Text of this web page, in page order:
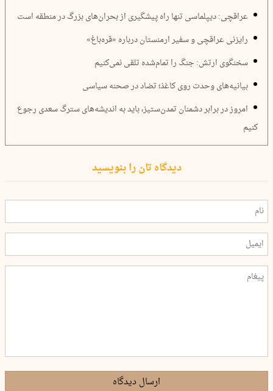
عراقچی: دیپلماسی تنها راه پیشگیری از بحران‌های بزرگ در منطقه است
رایزنی عراقچی و سفیر ارمنستان درباره «قره‌باغ»
سخنگوی ارتش: جنگ را تمام‌شده تلقی نمی‌کنیم
بیانیه‌های وحدت روی کاغذ؛ تضاد در صحنه سیاسی
امروز در برابر دشمنان تمدن‌ستیز، باید به اندیشه‌های سترگ سعدی رجوع
کنیم
دیدگاه تان را بنویسید
ارسال دیدگاه